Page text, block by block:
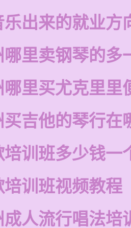
乐出来的就业方
哪里卖钢琴的多
哪里买尤克里里
买吉他的琴行在
培训班多少钱一
培训班视频教程
成人流行唱法培